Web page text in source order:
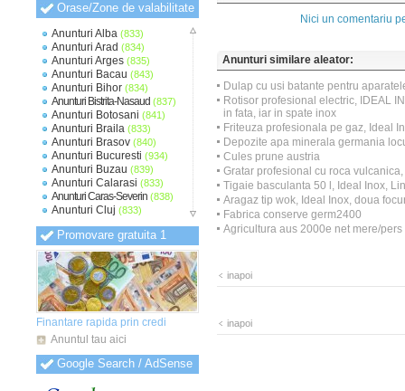
Orase/Zone de valabilitate
Anunturi Alba (833)
Anunturi Arad (834)
Anunturi Arges (835)
Anunturi Bacau (843)
Anunturi Bihor (834)
Anunturi Bistrita-Nasaud (837)
Anunturi Botosani (841)
Anunturi Braila (833)
Anunturi Brasov (840)
Anunturi Bucuresti (934)
Anunturi Buzau (839)
Anunturi Calarasi (833)
Anunturi Caras-Severin (838)
Anunturi Cluj (833)
Anunturi Constanta
Anunturi Covasna(830)
Anunturi Dambovita(833)
Anunturi Dolj(834)
Anunturi Galati(835)
Anunturi Giurgiu(831)
Anunturi Gorj(830)
Anunturi Harghita (831)
Anunturi Hunedoara
Anunturi Ialomita
Anunturi Iasi(833)
Anunturi Ilfov(838)
Anunturi Maramures
Promovare gratuita 1
Finantare rapida prin credi
Anuntul tau aici
Google Search / AdSense
Nici un comentariu
Anunturi similare aleator:
Dulap cu usi batante pentru
Rotisor profesional electric, IDEAL
in fata, iar in spate inox
Friteuza profesionala pe gaz, Ideal
Depozite apa minerala germania
Cules prune austria
Gratar profesional cu roca
Tigaie basculanta 50 l, Ideal Inox,
Aragaz tip wok, Ideal Inox, doua
Fabrica conserve germ2400
Agricultura aus 2000e net mere/pers
inapoi
inapoi